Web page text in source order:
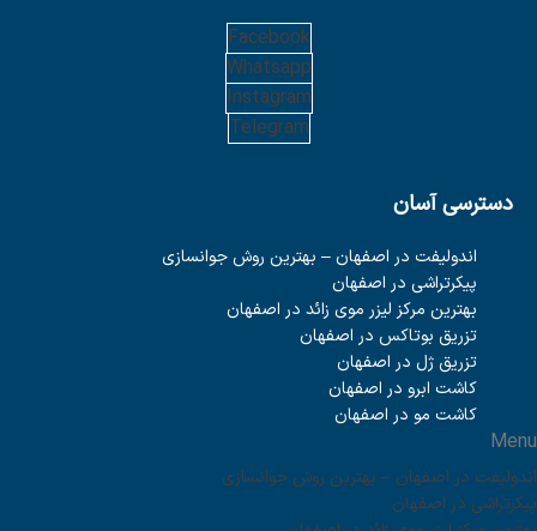
Facebook
Whatsapp
Instagram
Telegram
دسترسی آسان
اندولیفت در اصفهان – بهترین روش جوانسازی
پیکرتراشی در اصفهان
بهترین مرکز لیزر موی زائد در اصفهان
تزریق بوتاکس در اصفهان
تزریق ژل در اصفهان
کاشت ابرو در اصفهان
کاشت مو در اصفهان
Menu
اندولیفت در اصفهان – بهترین روش جوانسازی
پیکرتراشی در اصفهان